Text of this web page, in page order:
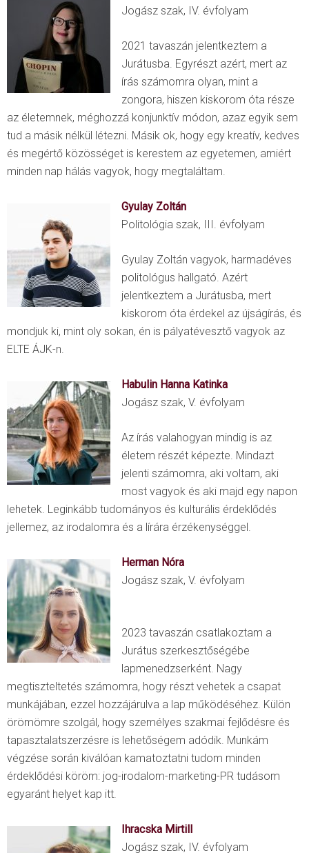
Jogász szak, IV. évfolyam
2021 tavaszán jelentkeztem a
Jurátusba. Egyrészt azért, mert az
írás számomra olyan, mint a
zongora, hiszen kiskorom óta része
az életemnek, méghozzá konjunktív módon, azaz egyik sem
tud a másik nélkül létezni. Másik ok, hogy egy kreatív, kedves
és megértő közösséget is kerestem az egyetemen, amiért
minden nap hálás vagyok, hogy megtaláltam.
Gyulay Zoltán
Politológia szak, III. évfolyam
Gyulay Zoltán vagyok, harmadéves
politológus hallgató. Azért
jelentkeztem a Jurátusba, mert
kiskorom óta érdekel az újságírás, és
mondjuk ki, mint oly sokan, én is pályatévesztő vagyok az
ELTE ÁJK-n.
Habulin Hanna Katinka
Jogász szak, V. évfolyam
Az írás valahogyan mindig is az
életem részét képezte. Mindazt
jelenti számomra, aki voltam, aki
most vagyok és aki majd egy napon
lehetek. Leginkább tudományos és kulturális érdeklődés
jellemez, az irodalomra és a lírára érzékenységgel.
Herman Nóra
Jogász szak, V. évfolyam
2023 tavaszán csatlakoztam a
Jurátus szerkesztőségébe
lapmenedzserként. Nagy
megtiszteltetés számomra, hogy részt vehetek a csapat
munkájában, ezzel hozzájárulva a lap működéséhez. Külön
örömömre szolgál, hogy személyes szakmai fejlődésre és
tapasztalatszerzésre is lehetőségem adódik. Munkám
végzése során kiválóan kamatoztatni tudom minden
érdeklődési köröm: jog-irodalom-marketing-PR tudásom
egyaránt helyet kap itt.
Ihracska Mirtill
Jogász szak, IV. évfolyam